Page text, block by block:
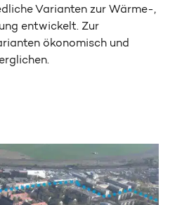
Varianten zur Wärme-,
entwickelt. Zur
ökonomisch und